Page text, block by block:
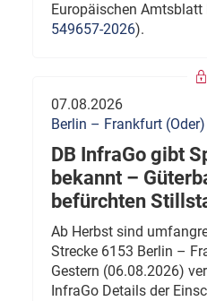
Europäischen Amtsblatt
549657-2026).
07.08.2026
Berlin – Frankfurt (Oder)
DB InfraGo gibt
bekannt –
befürchten
Ab Herbst sind
Strecke 6153 Berlin –
Gestern (06.08.2026)
InfraGo Details der